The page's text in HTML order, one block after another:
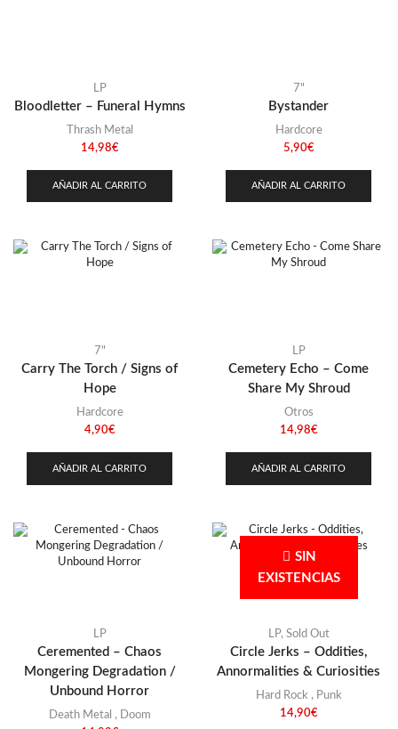
LP
Bloodletter – Funeral Hymns
Thrash Metal
14,98€
AÑADIR AL CARRITO
7"
Bystander
Hardcore
5,90€
AÑADIR AL CARRITO
7"
Carry The Torch / Signs of
Hope
Hardcore
4,90€
AÑADIR AL CARRITO
LP
Cemetery Echo – Come
Share My Shroud
Otros
14,98€
AÑADIR AL CARRITO
LP
Ceremented – Chaos
Mongering Degradation /
Unbound Horror
Death Metal , Doom
SIN
EXISTENCIAS
LP, Sold Out
Circle Jerks – Oddities,
Annormalities & Curiosities
Hard Rock , Punk
14,90€